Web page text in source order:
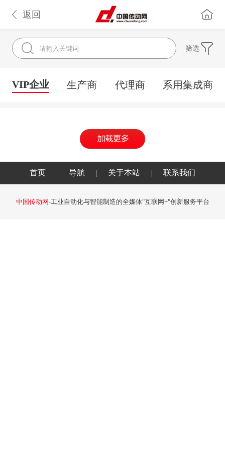
返回
筛选
VIP企业 生产商 代理商 系用集成商
首页 | 导航 | 关于本站 | 联系我们
中国传动网-工业自动化与智能制造的全媒体"互联网+"创新服务平台